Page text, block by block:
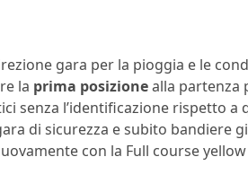
gara per la pioggia e le
la prima posizionealla partenza
senza l’identificazione rispetto a
di sicurezza e subito bandiere
con la Full course